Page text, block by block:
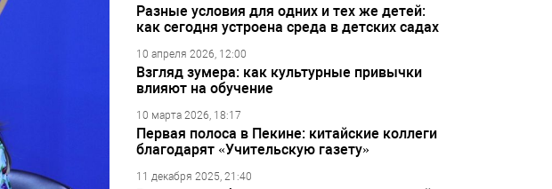
Разные условия для одних и тех же детей:
как сегодня устроена среда в детских садах
10 апреля 2026, 12:00
Взгляд зумера: как культурные привычки
влияют на обучение
10 марта 2026, 18:17
Первая полоса в Пекине: китайские коллеги
благодарят «Учительскую газету»
11 декабря 2025, 21:40